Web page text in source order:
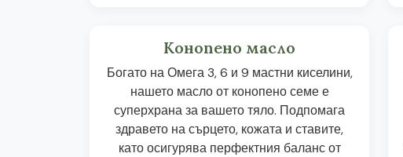
Конопено масло
Богато на Омега 3, 6 и 9 мастни киселини,
нашето масло от конопено семе е
суперхрана за вашето тяло. Подпомага
здравето на сърцето, кожата и ставите,
като осигурява перфектния баланс от